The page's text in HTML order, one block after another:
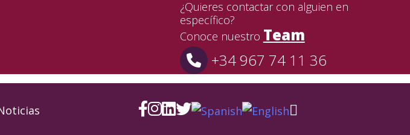
¿Quieres contactar con alguien en
específico?
Conoce nuestro Team
+34 967 74 11 36